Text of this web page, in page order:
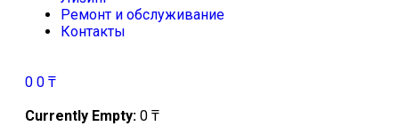
Ремонт и обслуживание
Контакты
0 0 ₸
Currently Empty: 0 ₸